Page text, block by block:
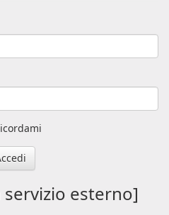
esterno]